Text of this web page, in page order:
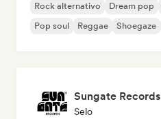
Rock alternativo Dream pop
Pop soul
Reggae Shoegaze
Sungate Records
Selo